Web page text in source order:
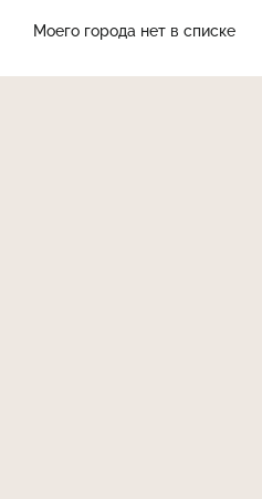
Моего города нет в списке